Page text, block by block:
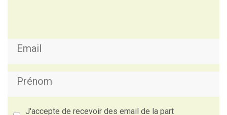
J'accepte de recevoir des email de la part